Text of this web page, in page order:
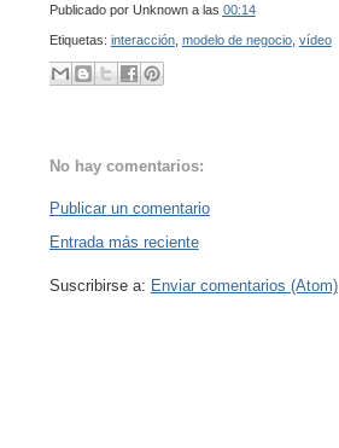
Publicado por Unknown a las 00:14
Etiquetas: interacción, modelo de negocio, vídeo
No hay comentarios:
Publicar un comentario
Entrada más reciente
Suscribirse a: Enviar comentarios (Atom)